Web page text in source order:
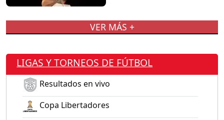
VER MÁS +
LIGAS Y TORNEOS DE FÚTBOL
Resultados en vivo
Copa Libertadores